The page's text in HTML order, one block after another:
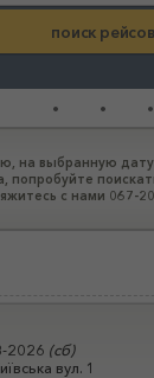
на выбранную
попробуйте
с нами 067-
2026 (сб)
вул. 1